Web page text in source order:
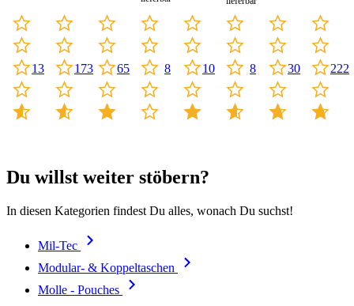
13 173 65 8 10 8 30 222
Du willst weiter stöbern?
In diesen Kategorien findest Du alles, wonach Du suchst!
Mil-Tec
Modular- & Koppeltaschen
Molle - Pouches